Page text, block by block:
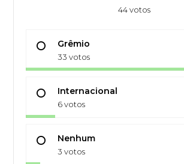
44 votos
Grêmio
33 votos
Internacional
6 votos
Nenhum
3 votos